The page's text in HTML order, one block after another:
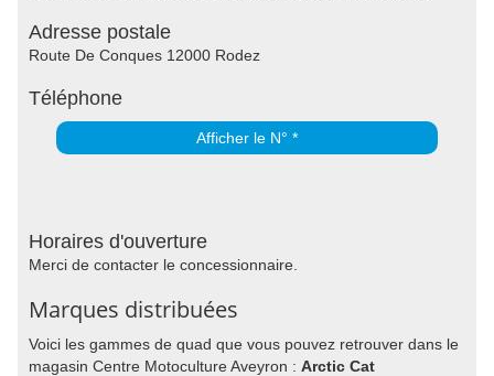
Adresse postale
Route De Conques 12000 Rodez
Téléphone
Afficher le N° *
Horaires d'ouverture
Merci de contacter le concessionnaire.
Marques distribuées
Voici les gammes de quad que vous pouvez retrouver dans le
magasin Centre Motoculture Aveyron : Arctic Cat